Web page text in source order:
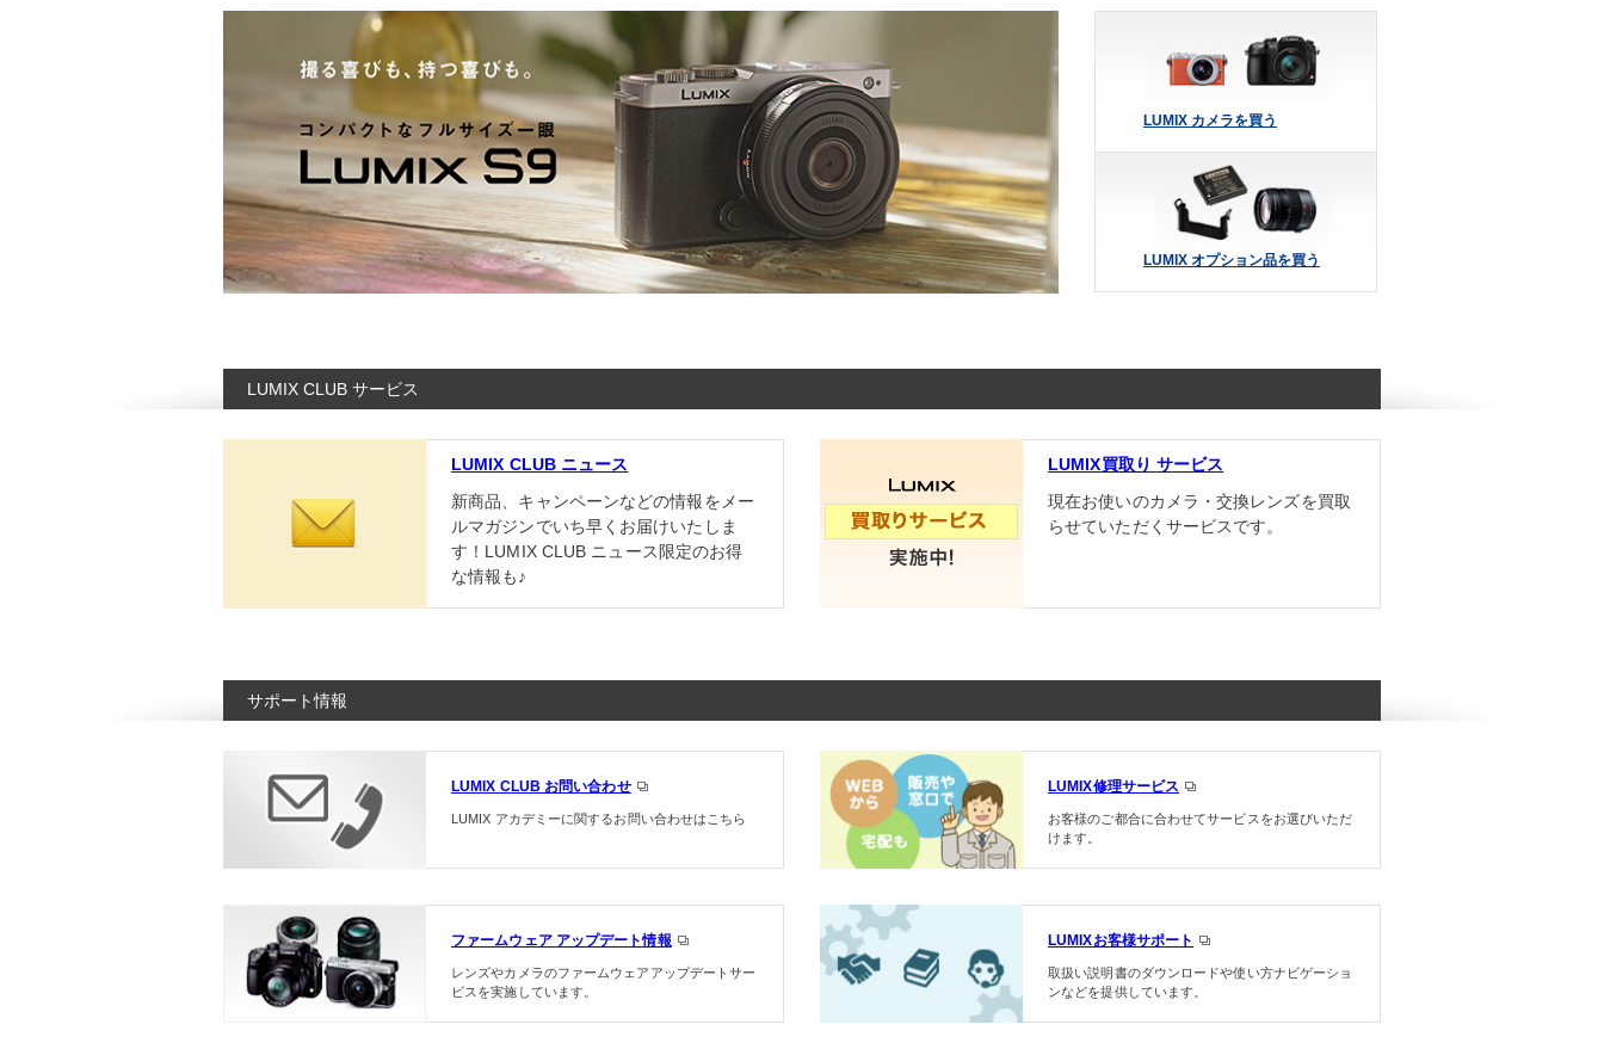
LUMIX カメラを買う
LUMIX オプション品を買う
LUMIX CLUB サービス
LUMIX CLUB ニュース
新商品、キャンペーンなどの情報をメー
ルマガジンでいち早くお届けいたしま
す！LUMIX CLUB ニュース限定のお得
な情報も♪
LUMIX買取り サービス
現在お使いのカメラ・交換レンズを買取
らせていただくサービスです。
サポート情報
LUMIX CLUB お問い合わせ
LUMIX アカデミーに関するお問い合わせはこちら
LUMIX修理サービス
お客様のご都合に合わせてサービスをお選びいただ
けます。
ファームウェア アップデート情報
レンズやカメラのファームウェアアップデートサー
ビスを実施しています。
LUMIXお客様サポート
取扱い説明書のダウンロードや使い方ナビゲーショ
ンなどを提供しています。